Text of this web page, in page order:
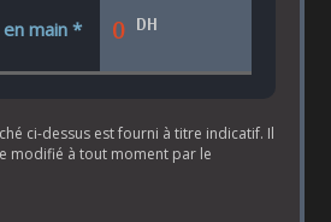
main * 0 DH
ci-dessus est fourni à titre indicatif. Il
modifié à tout moment par le